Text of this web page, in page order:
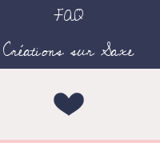
FAQ
Créations sur Saxe